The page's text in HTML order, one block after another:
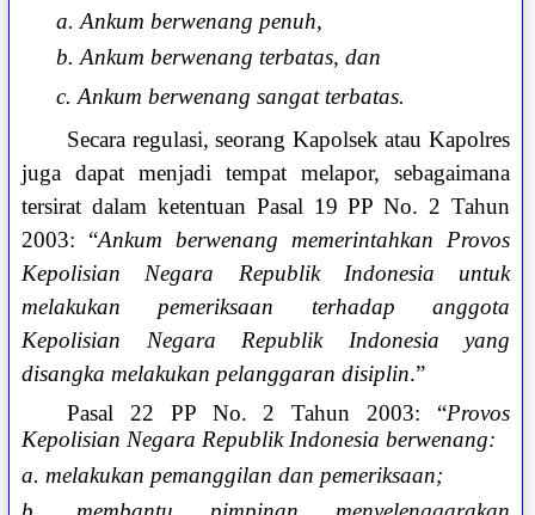
a. Ankum berwenang penuh,
b. Ankum berwenang terbatas, dan
c. Ankum berwenang sangat terbatas.
Secara regulasi, seorang Kapolsek atau Kapolres
juga dapat menjadi tempat melapor, sebagaimana
tersirat dalam ketentuan Pasal 19 PP No. 2 Tahun
2003: “Ankum berwenang memerintahkan Provos
Kepolisian Negara Republik Indonesia untuk
melakukan pemeriksaan terhadap anggota
Kepolisian Negara Republik Indonesia yang
disangka melakukan pelanggaran disiplin.”
Pasal 22 PP No. 2 Tahun 2003: “Provos
Kepolisian Negara Republik Indonesia berwenang:
a. melakukan pemanggilan dan pemeriksaan;